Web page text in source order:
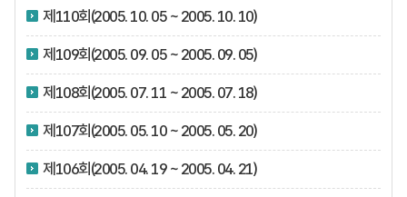
제110회(2005. 10. 05 ~ 2005. 10. 10)
제109회(2005. 09. 05 ~ 2005. 09. 05)
제108회(2005. 07. 11 ~ 2005. 07. 18)
제107회(2005. 05. 10 ~ 2005. 05. 20)
제106회(2005. 04. 19 ~ 2005. 04. 21)